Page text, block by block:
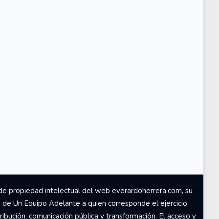
propiedad intelectual del web everardoherrera.com, su
Un Equipo Adelante a quien corresponde el ejercicio
comunicación pública y transformación. El acceso y